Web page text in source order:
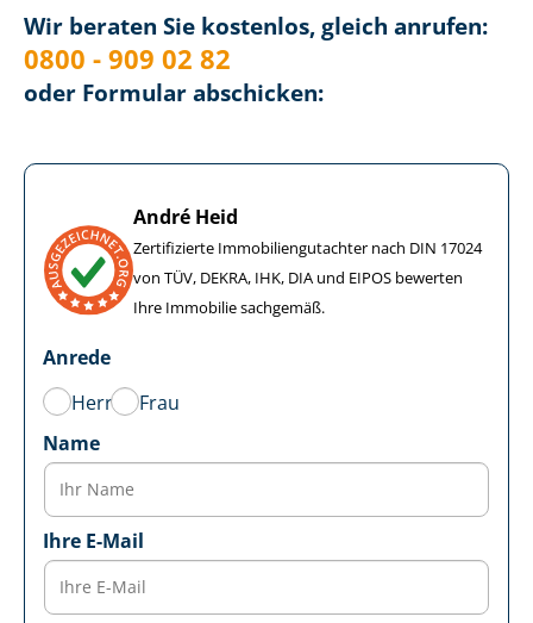
Wir beraten Sie kostenlos, gleich anrufen:
0800 - 909 02 82
oder Formular abschicken:
André Heid
Zertifizierte Im­mo­bi­li­en­gut­ach­ter nach DIN 17024
von TÜV, DEKRA, IHK, DIA und EIPOS bewerten
Ihre Immobilie sachgemäß.
Anrede
Herr
Frau
Name
Ihre E-Mail